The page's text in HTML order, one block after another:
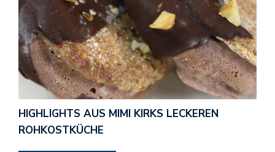
HIGHLIGHTS AUS MIMI KIRKS LECKEREN
ROHKOSTKÜCHE